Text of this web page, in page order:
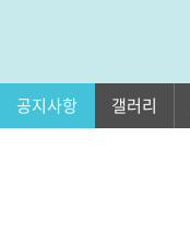
공지사항 갤러리